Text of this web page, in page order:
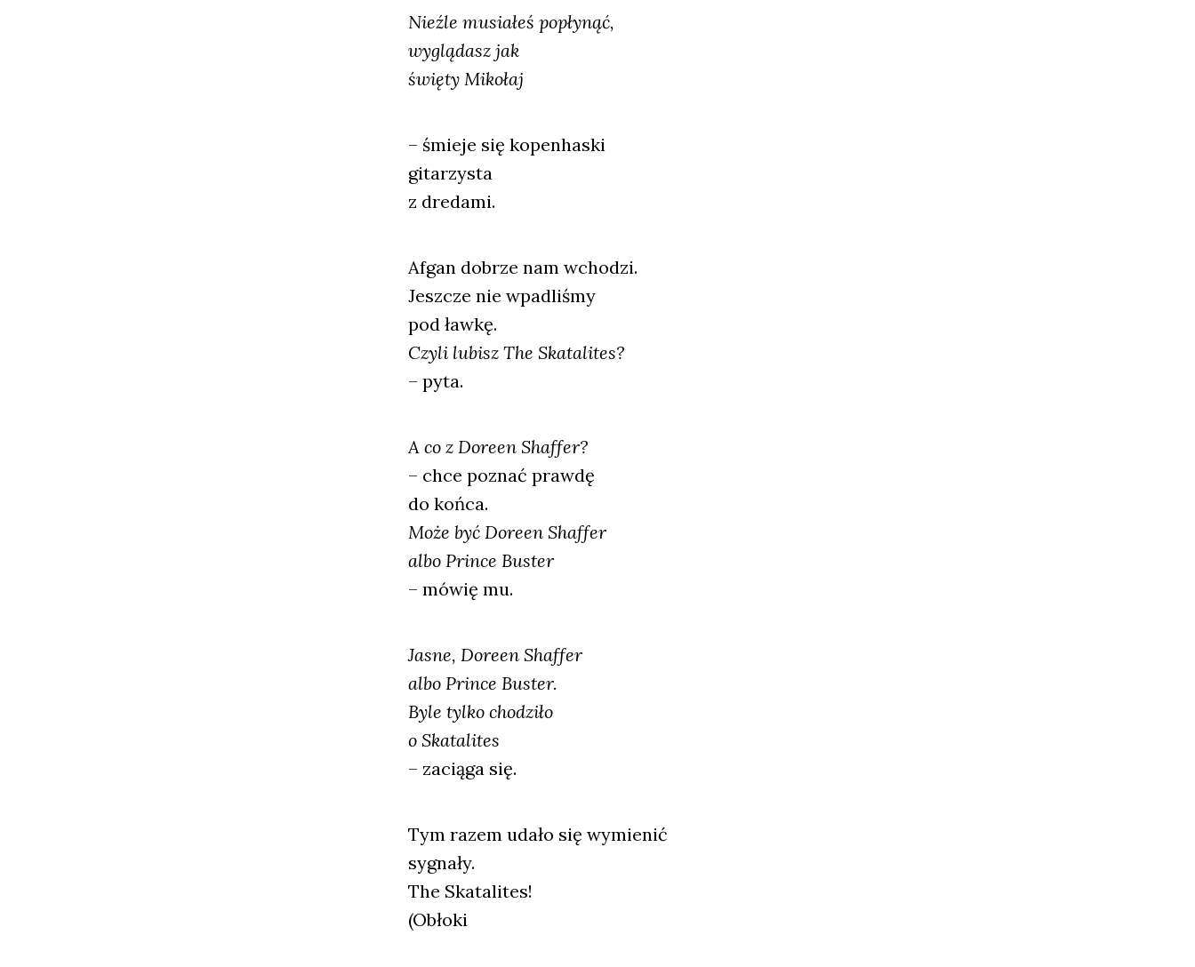
Nie­źle musia­łeś popły­nąć,
wyglą­dasz jak
świę­ty Miko­łaj
– śmie­je się kopen­ha­ski
gita­rzy­sta
z dre­da­mi.
Afgan dobrze nam wcho­dzi.
Jesz­cze nie wpa­dli­śmy
pod ław­kę.
Czy­li lubisz The Ska­ta­li­tes?
– pyta.
A co z Dore­en Shaf­fer?
– chce poznać praw­dę
do koń­ca.
Może być Dore­en Shaf­fer
albo Prin­ce Buster
– mówię mu.
Jasne, Dore­en Shaf­fer
albo Prin­ce Buster.
Byle tyl­ko cho­dzi­ło
o Ska­ta­li­tes
– zacią­ga się.
Tym razem uda­ło się wymie­nić
sygna­ły.
The Ska­ta­li­tes!
(Obło­ki